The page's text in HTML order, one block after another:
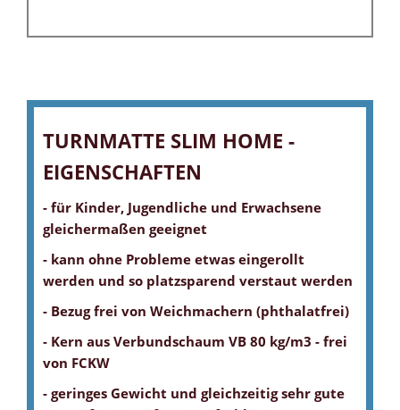
TURNMATTE SLIM FÜR ZUHAUSE
Die schmale Turnmatte kann ohne Probleme etwas eingerollt
werden und so platzsparend verstaut werden.
TURNMATTE SLIM HOME - BEZUG
Der Bezug mit leichter Struktur ist sehr robust und
unempfindlich und besitzt dadurch eine lange Lebensdauer.
TURNMATTE SLIM HOME - ORIGINAL TURNMATTE.COM
Eine dünne aber robuste Turnmatte von turnmatte.com mit
schneller Lieferung in nur wenigen Tagen.
TURNMATTE SLIM - KERN
Das Kermaterial besteht aus einem Verbundschaum mit einer
höheren Dichte von 100 kg/m3, dieser sorgt für optimale
ANTIRUTSCHBODEN MIT REISSVERSCHLUSS
Durch die hohe Reibkraft sorgt der Antirutschboden für Stabilität
und Standfestigkeit, insbesondere beim seitlichen Aufspringen.
TURNMATTE SLIM HOME -
EIGENSCHAFTEN
- für Kinder, Jugendliche und Erwachsene
gleichermaßen geeignet
- kann ohne Probleme etwas eingerollt
werden und so platzsparend verstaut werden
- Bezug frei von Weichmachern (phthalatfrei)
- Kern aus Verbundschaum VB 80 kg/m3 - frei
von FCKW
- geringes Gewicht und gleichzeitig sehr gute